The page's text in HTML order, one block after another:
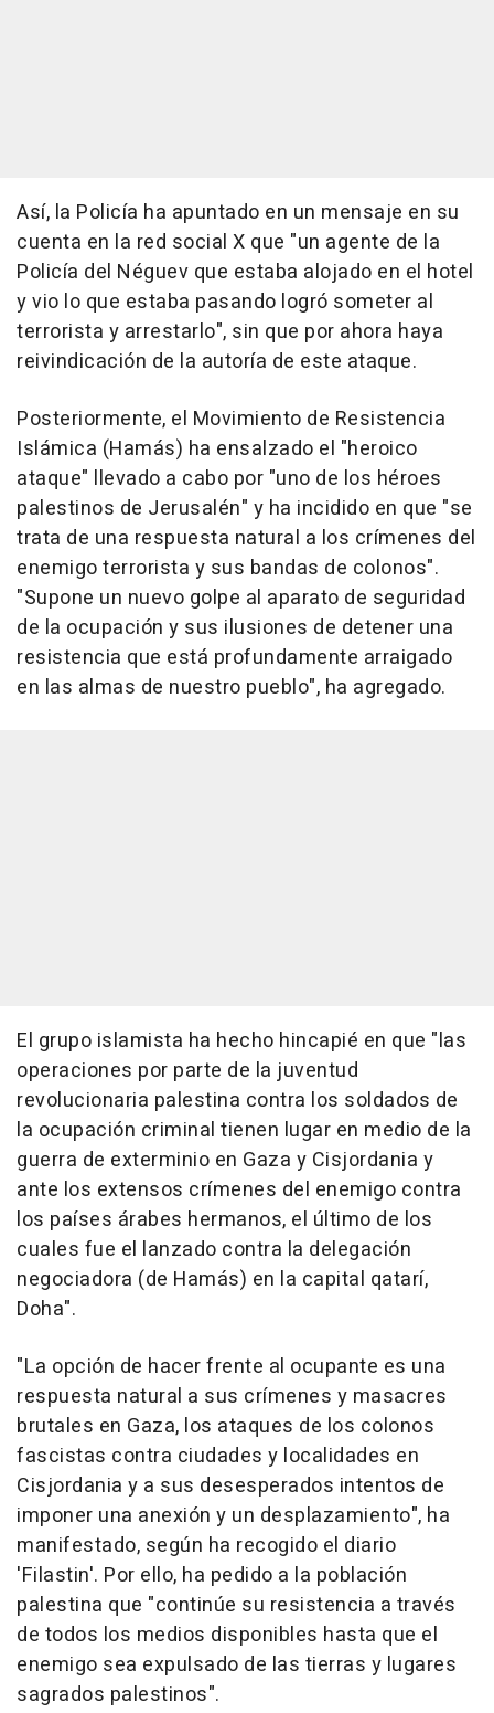
Así, la Policía ha apuntado en un mensaje en su
cuenta en la red social X que "un agente de la
Policía del Néguev que estaba alojado en el hotel
y vio lo que estaba pasando logró someter al
terrorista y arrestarlo", sin que por ahora haya
reivindicación de la autoría de este ataque.
Posteriormente, el Movimiento de Resistencia
Islámica (Hamás) ha ensalzado el "heroico
ataque" llevado a cabo por "uno de los héroes
palestinos de Jerusalén" y ha incidido en que "se
trata de una respuesta natural a los crímenes del
enemigo terrorista y sus bandas de colonos".
"Supone un nuevo golpe al aparato de seguridad
de la ocupación y sus ilusiones de detener una
resistencia que está profundamente arraigado
en las almas de nuestro pueblo", ha agregado.
El grupo islamista ha hecho hincapié en que "las
operaciones por parte de la juventud
revolucionaria palestina contra los soldados de
la ocupación criminal tienen lugar en medio de la
guerra de exterminio en Gaza y Cisjordania y
ante los extensos crímenes del enemigo contra
los países árabes hermanos, el último de los
cuales fue el lanzado contra la delegación
negociadora (de Hamás) en la capital qatarí,
Doha".
"La opción de hacer frente al ocupante es una
respuesta natural a sus crímenes y masacres
brutales en Gaza, los ataques de los colonos
fascistas contra ciudades y localidades en
Cisjordania y a sus desesperados intentos de
imponer una anexión y un desplazamiento", ha
manifestado, según ha recogido el diario
'Filastin'. Por ello, ha pedido a la población
palestina que "continúe su resistencia a través
de todos los medios disponibles hasta que el
enemigo sea expulsado de las tierras y lugares
sagrados palestinos".